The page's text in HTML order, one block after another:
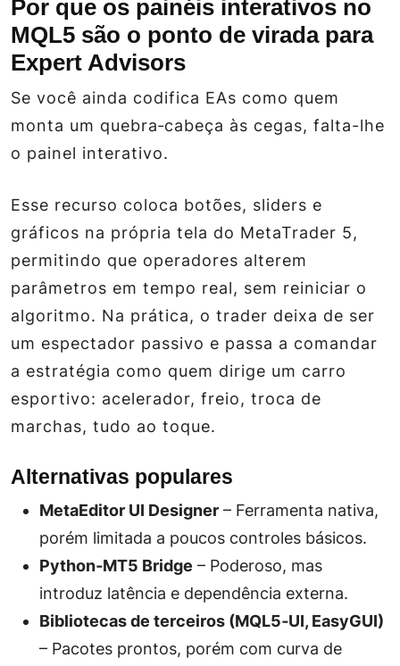
Por que os painéis interativos no
MQL5 são o ponto de virada para
Expert Advisors
Se você ainda codifica EAs como quem
monta um quebra‑cabeça às cegas, falta-lhe
o painel interativo.
Esse recurso coloca botões, sliders e
gráficos na própria tela do MetaTrader 5,
permitindo que operadores alterem
parâmetros em tempo real, sem reiniciar o
algoritmo. Na prática, o trader deixa de ser
um espectador passivo e passa a comandar
a estratégia como quem dirige um carro
esportivo: acelerador, freio, troca de
marchas, tudo ao toque.
Alternativas populares
MetaEditor UI Designer – Ferramenta nativa,
porém limitada a poucos controles básicos.
Python‑MT5 Bridge – Poderoso, mas
introduz latência e dependência externa.
Bibliotecas de terceiros (MQL5‑UI, EasyGUI)
– Pacotes prontos, porém com curva de